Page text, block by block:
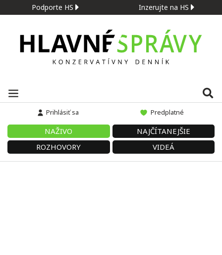
Podporte HS Inzerujte na HS
Prihlásiť sa Predplatné
NAŽIVO
NAJČÍTANEJŠIE
ROZHOVORY
VIDEÁ